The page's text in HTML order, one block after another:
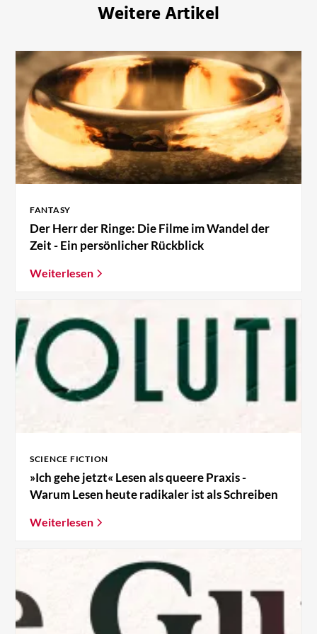
Weitere Artikel
FANTASY
Der Herr der Ringe: Die Filme im Wandel der
Zeit - Ein persönlicher Rückblick
Weiterlesen
SCIENCE FICTION
»Ich gehe jetzt« Lesen als queere Praxis -
Warum Lesen heute radikaler ist als Schreiben
Weiterlesen